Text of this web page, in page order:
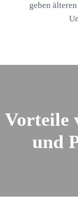
geben
Vorteile
und